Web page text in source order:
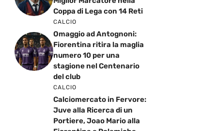
Miglior Marcatore nella
Coppa di Lega con 14 Reti
Omaggio ad Antognoni:
Fiorentina ritira la maglia
numero 10 per una
stagione nel Centenario
del club
Calciomercato in Fervore:
Juve alla Ricerca di un
Portiere, Joao Mario alla